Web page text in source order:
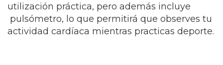
utilización práctica, pero además incluye
pulsómetro, lo que permitirá que observes tu
actividad cardíaca mientras practicas deporte.